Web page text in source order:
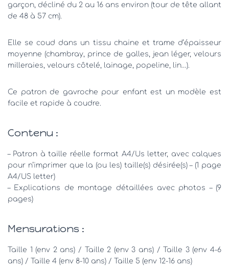
garçon, décliné du 2 au 16 ans environ (tour de tête allant
de 48 à 57 cm).
Elle se coud dans un tissu chaine et trame d’épaisseur
moyenne (chambray, prince de galles, jean léger, velours
milleraies, velours côtelé, lainage, popeline, lin…).
Ce patron de gavroche pour enfant est un modèle est
facile et rapide à coudre.
Contenu :
– Patron à taille réelle format A4/Us letter, avec calques
pour n’imprimer que la (ou les) taille(s) désirée(s) – (1 page
A4/US letter)
– Explications de montage détaillées avec photos – (9
pages)
Mensurations :
Taille 1 (env 2 ans) / Taille 2 (env 3 ans) / Taille 3 (env 4-6
ans) / Taille 4 (env 8-10 ans) / Taille 5 (env 12-16 ans)